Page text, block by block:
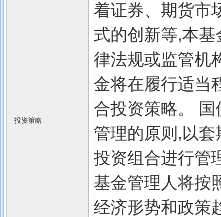
投资策略
着证券、期货市
式的创新等,本
律法规或监管机
金将在履行适当
合投资策略。
管理的原则,以
投资组合进行管
基金管理人将按
经济形势和政策